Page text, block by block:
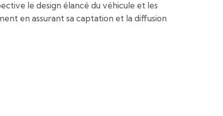
le design élancé du véhicule et les
en assurant sa captation et la diffusion